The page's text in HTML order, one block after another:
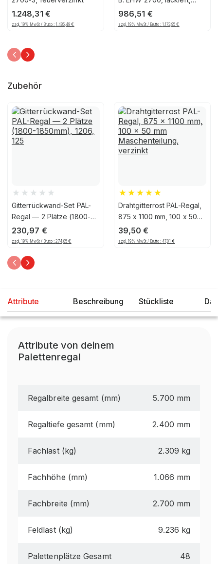
1.248,31 €
zzgl. 19% MwSt / Brutto :1.485,49€
Feuerrot
986,51 €
zzgl. 19% MwSt / Brutto :1.173,95€
Zubehör
Gitterrückwand-Set PAL-
Regal — 2 Plätze (1800-
1850mm), 1206, 125
230,97 €
zzgl. 19% MwSt / Brutto :274,85€
Drahtgitterrost PAL-Regal,
875 x 1100 mm, 100 x 50
mm Maschenteilung,
verzinkt
39,50€
zzgl. 19% MwSt / Brutto :47,01€
Attribute Beschreibung Stückliste
Attribute von deinem
Palettenregal
Regalbreite gesamt (mm) 5.700 mm
Regaltiefe gesamt (mm) 2.400 mm
Fachlast (kg) 2.309 kg
Fachhöhe (mm) 1.066 mm
Fachbreite (mm) 2.700 mm
Feldlast (kg) 9.236 kg
Palettenplätze Gesamt 48